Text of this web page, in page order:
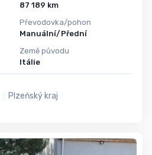
87 189 km
Převodovka/pohon
Manuální/Přední
Země původu
Itálie
Plzeňský kraj